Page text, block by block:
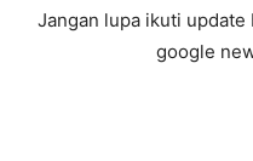
Jangan lupa ikuti
google